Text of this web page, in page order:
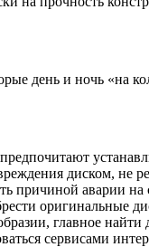
день и ночь «на
диском, не
причиной аварии
оригинальные
главное
сервисами